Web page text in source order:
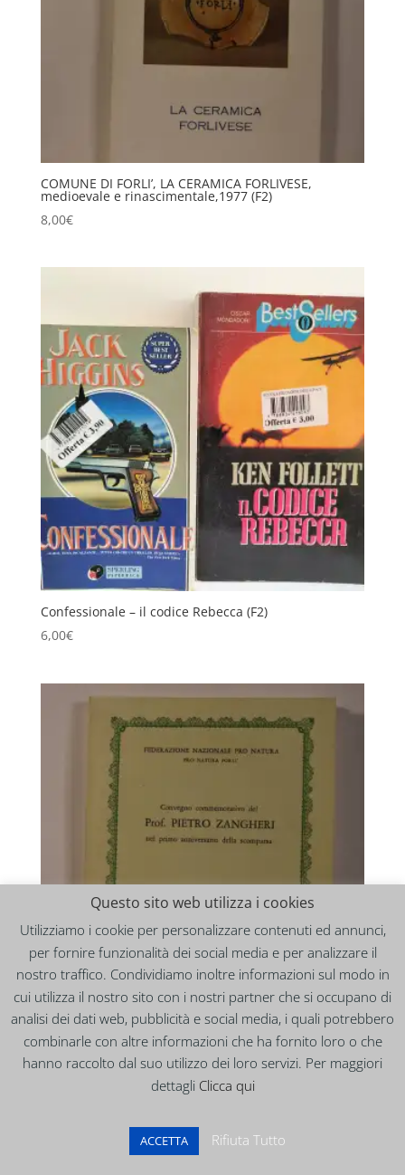
COMUNE DI FORLI’, LA CERAMICA FORLIVESE,
medioevale e rinascimentale,1977 (F2)
8,00€
Confessionale – il codice Rebecca (F2)
6,00€
Convegno commemorativo del prof. Pietro Zangheri
ATTI (F2)
8,00 €
3 4 7 8 9
→
Questo sito web utilizza i cookies
Utilizziamo i cookie per personalizzare contenuti ed annunci,
per fornire funzionalità dei social media e per analizzare il
nostro traffico. Condividiamo inoltre informazioni sul modo in
cui utilizza il nostro sito con i nostri partner che si occupano di
analisi dei dati web, pubblicità e social media, i quali potrebbero
combinarle con altre informazioni che ha fornito loro o che
hanno raccolto dal suo utilizzo dei loro servizi. Per maggiori
dettagli Clicca qui
ACCETTA Rifiuta Tutto